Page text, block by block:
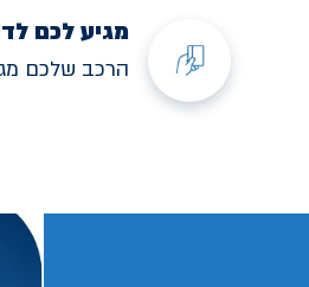
מגיע לכם
הרכב שלכם